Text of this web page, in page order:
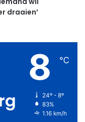
draaien’
8 ℃
24º - 8º
83%
1.16 km/h